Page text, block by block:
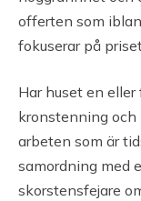
offerten som
fokuserar på
Har huset en
kronstenning
arbeten som är
samordning med
skorstensfejare